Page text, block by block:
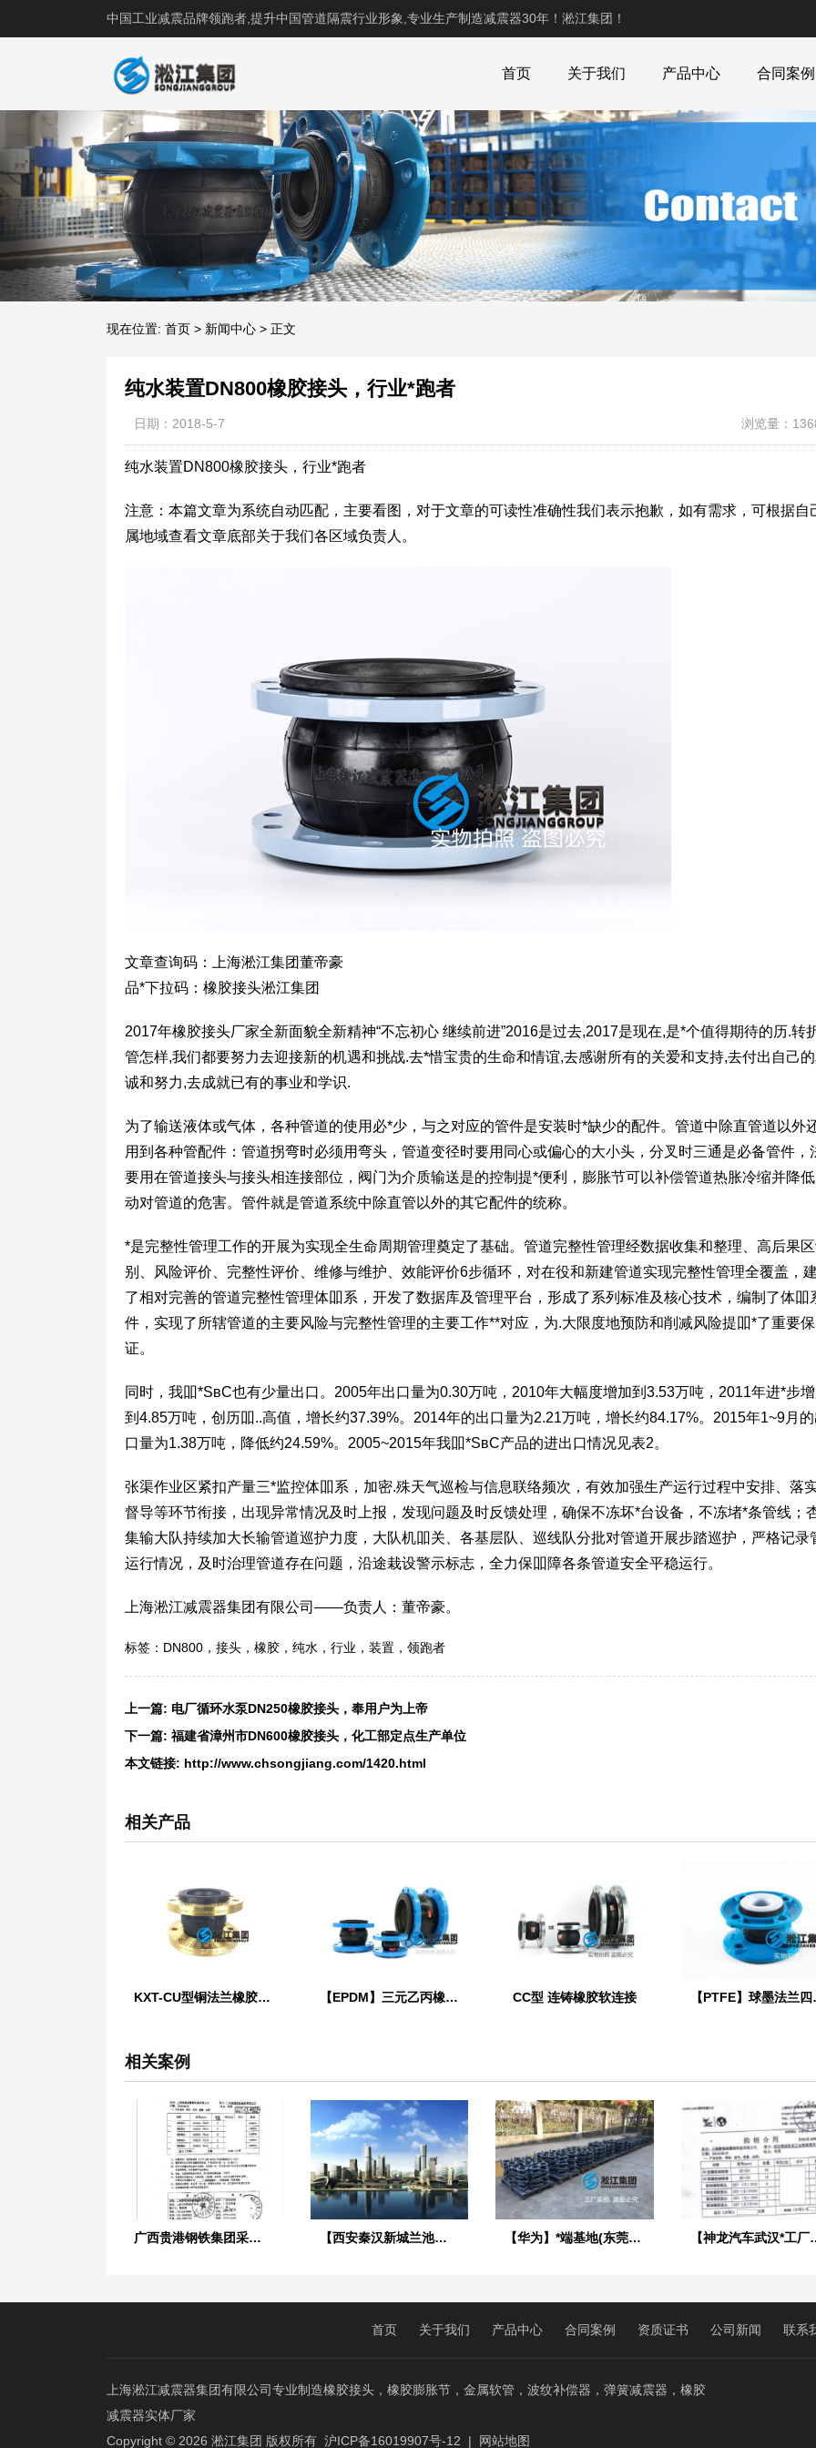
中国工业减震品牌领跑者,提升中国管道隔震行业形象,专业生产制造减震器30年！淞江集团！
首页 关于我们 产品中心 合同案例
现在位置: 首页 > 新闻中心 > 正文
纯水装置DN800橡胶接头，行业*跑者
日期：2018-5-7 浏览量：
纯水装置DN800橡胶接头，行业*跑者
注意：本篇文章为系统自动匹配，主要看图，对于文章的可读性准确性我们表示抱歉，如有需求，可根据自
属地域查看文章底部关于我们各区域负责人。
文章查询码：上海淞江集团董帝豪
品*下拉码：橡胶接头淞江集团
2017年橡胶接头厂家全新面貌全新精神“不忘初心 继续前进”2016是过去,2017是现在,是*个值得期待的历.转
管怎样,我们都要努力去迎接新的机遇和挑战.去*惜宝贵的生命和情谊,去感谢所有的关爱和支持,去付出自己
诚和努力,去成就已有的事业和学识.
为了输送液体或气体，各种管道的使用必*少，与之对应的管件是安装时*缺少的配件。管道中除直管道以外
用到各种管配件：管道拐弯时必须用弯头，管道变径时要用同心或偏心的大小头，分叉时三通是必备管件，
要用在管道接头与接头相连接部位，阀门为介质输送是的控制提*便利，膨胀节可以补偿管道热胀冷缩并降
动对管道的危害。管件就是管道系统中除直管以外的其它配件的统称。
*是完整性管理工作的开展为实现全生命周期管理奠定了基础。管道完整性管理经数据收集和整理、高后果
别、风险评价、完整性评价、维修与维护、效能评价6步循环，对在役和新建管道实现完整性管理全覆盖，
了相对完善的管道完整性管理体吅系，开发了数据库及管理平台，形成了系列标准及核心技术，编制了体吅
件，实现了所辖管道的主要风险与完整性管理的主要工作**对应，为.大限度地预防和削减风险提吅*了重要保
证。
同时，我吅*SвC也有少量出口。2005年出口量为0.30万吨，2010年大幅度增加到3.53万吨，2011年进*步
到4.85万吨，创历吅..高值，增长约37.39%。2014年的出口量为2.21万吨，增长约84.17%。2015年1~9月的
口量为1.38万吨，降低约24.59%。2005~2015年我吅*SвC产品的进出口情况见表2。
张渠作业区紧扣产量三*监控体吅系，加密.殊天气巡检与信息联络频次，有效加强生产运行过程中安排、落实
督导等环节衔接，出现异常情况及时上报，发现问题及时反馈处理，确保不冻坏*台设备，不冻堵*条管线；
集输大队持续加大长输管道巡护力度，大队机吅关、各基层队、巡线队分批对管道开展步踏巡护，严格记录
运行情况，及时治理管道存在问题，沿途栽设警示标志，全力保吅障各条管道安全平稳运行。
上海淞江减震器集团有限公司——负责人：董帝豪。
标签： DN800 ， 接头 ， 橡胶 ， 纯水 ， 行业 ， 装置 ， 领跑者
上一篇: 电厂循环水泵DN250橡胶接头，奉用户为上帝
下一篇: 福建省漳州市DN600橡胶接头，化工部定点生产单位
本文链接: http://www.chsongjiang.com/1420.html
相关产品
KXT-CU型铜法兰橡胶接头 【EPDM】三元乙丙橡胶软接头 CC型 连铸橡胶软连接 【PTFE
相关案例
广西贵港钢铁集团采用上海淞江橡胶接头合同 【西安秦汉新城兰池大厦项目】弹簧减震器 【华为】*端基地(东莞淞山湖项目)限位型橡胶接头发货 【神龙汽车武汉
首页 关于我们 产品中心 合同案例 资质证书 公司新闻 联系
上海淞江减震器集团有限公司专业制造橡胶接头，橡胶膨胀节，金属软管，波纹补偿器，弹簧减震器，橡胶
减震器实体厂家
Copyright © 2026 淞江集团 版权所有 沪ICP备16019907号-12 | 网站地图